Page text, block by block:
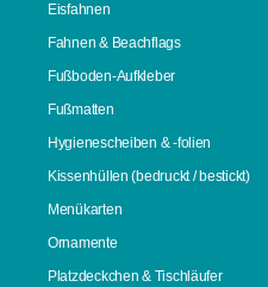
Eisfahnen
Fahnen & Beachflags
Fußboden-Aufkleber
Fußmatten
Hygienescheiben & -folien
Kissenhüllen (bedruckt / bestickt)
Menükarten
Ornamente
Platzdeckchen & Tischläufer